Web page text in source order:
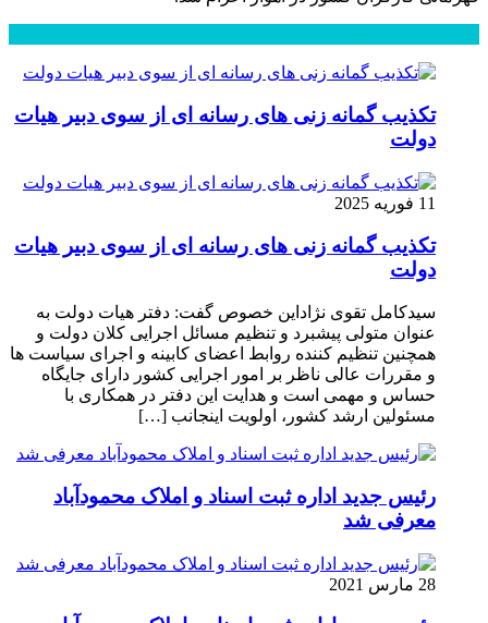
تکذیب گمانه زنی های رسانه ای از سوی دبیر هیات
دولت
11 فوریه 2025
تکذیب گمانه زنی های رسانه ای از سوی دبیر هیات
دولت
سیدکامل تقوی نژاداین خصوص گفت: دفتر هیات دولت به
عنوان متولی پیشبرد و تنظیم مسائل اجرایی کلان دولت و
همچنین تنظیم کننده روابط اعضای کابینه و اجرای سیاست ها
و مقررات عالی ناظر بر امور اجرایی کشور دارای جایگاه
حساس و مهمی است و هدایت این دفتر در همکاری با
مسئولین ارشد کشور، اولویت اینجانب […]
رئیس جدید اداره ثبت اسناد و املاک محمودآباد
معرفی شد
28 مارس 2021